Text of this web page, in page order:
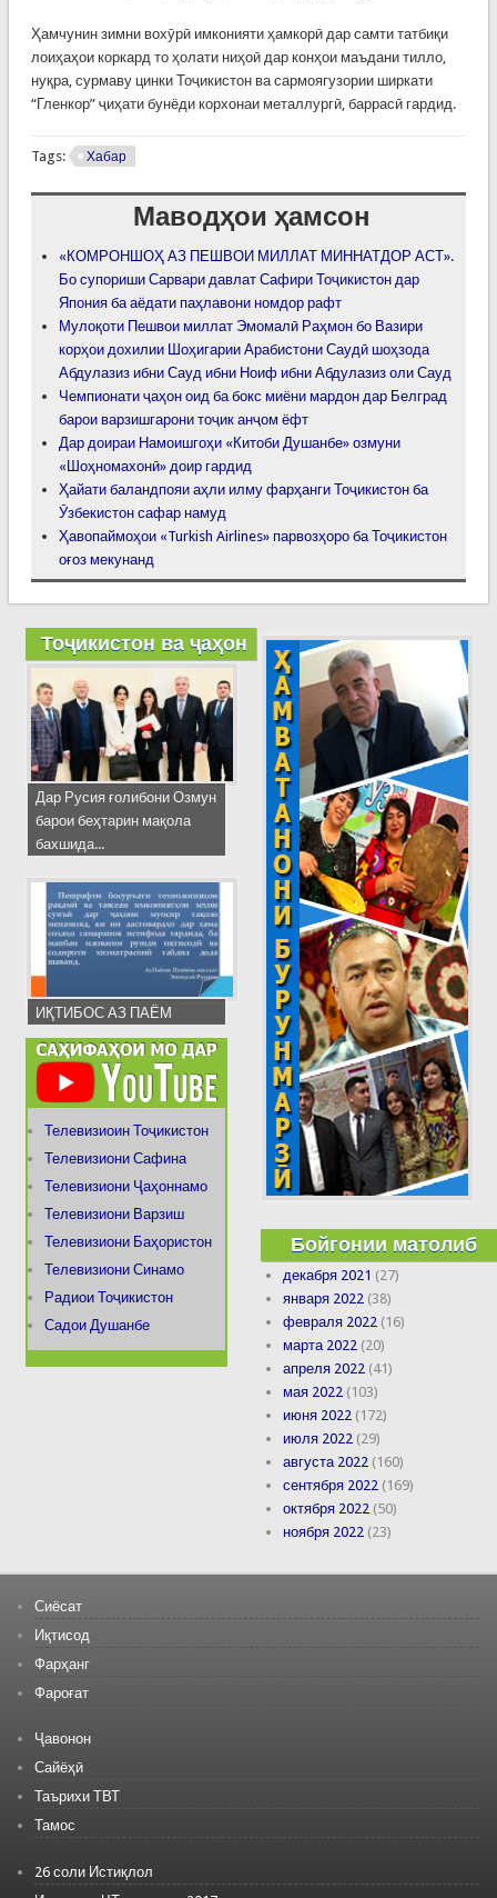
Ҳамчунин зимни вохӯрӣ имконияти ҳамкорӣ дар самти татбиқи
лоиҳаҳои коркард то ҳолати ниҳоӣ дар конҳои маъдани тилло,
нуқра, сурмаву цинки Тоҷикистон ва сармоягузории ширкати
“Гленкор” ҷиҳати бунёди корхонаи металлургӣ, баррасӣ гардид.
Tags: Хабар
Маводҳои ҳамсон
«КОМРОНШОҲ АЗ ПЕШВОИ МИЛЛАТ МИННАТДОР АСТ».
Бо супориши Сарвари давлат Сафири Тоҷикистон дар
Япония ба аёдати паҳлавони номдор рафт
Мулоқоти Пешвои миллат Эмомалӣ Раҳмон бо Вазири
корҳои дохилии Шоҳигарии Арабистони Саудӣ шоҳзода
Абдулазиз ибни Сауд ибни Ноиф ибни Абдулазиз оли Сауд
Чемпионати ҷаҳон оид ба бокс миёни мардон дар Белград
барои варзишгарони тоҷик анҷом ёфт
Дар доираи Намоишгоҳи «Китоби Душанбе» озмуни
«Шоҳномахонӣ» доир гардид
Ҳайати баландпояи аҳли илму фарҳанги Тоҷикистон ба
Ӯзбекистон сафар намуд
Ҳавопаймоҳои «Turkish Airlines» парвозҳоро ба Тоҷикистон
оғоз мекунанд
Тоҷикистон ва ҷаҳон
Дар Русия ғолибони Озмун
барои беҳтарин мақола
бахшида...
ИҚТИБОС АЗ ПАЁМ
Телевизиоин Тоҷикистон
Телевизиони Сафина
Телевизиони Ҷаҳоннамо
Телевизиони Варзиш
Телевизиони Баҳористон
Телевизиони Синамо
Радиои Тоҷикистон
Садои Душанбе
Бойгонии матолиб
декабря 2021 (27)
января 2022 (38)
февраля 2022 (16)
марта 2022 (20)
апреля 2022 (41)
мая 2022 (103)
июня 2022 (172)
июля 2022 (29)
августа 2022 (160)
сентября 2022 (169)
октября 2022 (50)
ноября 2022 (23)
Сиёсат
Иқтисод
Фарҳанг
Фароғат
Ҷавонон
Сайёҳӣ
Таърихи ТВТ
Тамос
26 соли Истиқлол